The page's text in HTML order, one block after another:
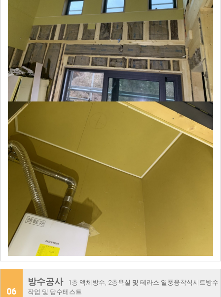
06
방수공사
1층 액체방수, 2층욕실 및 테라스 열풍융착식시트방수
작업 및 담수테스트